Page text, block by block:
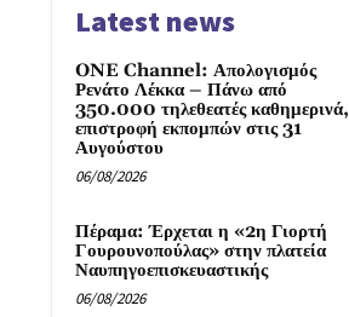
Latest news
ONE Channel: Απολογισμός
Ρενάτο Λέκκα – Πάνω από
350.000 τηλεθεατές καθημερινά,
επιστροφή εκπομπών στις 31
Αυγούστου
06/08/2026
Πέραμα: Έρχεται η «2η Γιορτή
Γουρουνοπούλας» στην πλατεία
Ναυπηγοεπισκευαστικής
06/08/2026